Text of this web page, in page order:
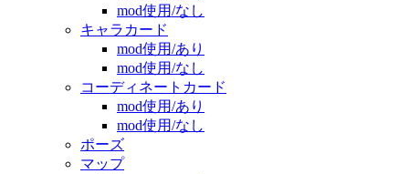
mod使用/なし
キャラカード
mod使用/あり
mod使用/なし
コーディネートカード
mod使用/あり
mod使用/なし
ポーズ
マップ